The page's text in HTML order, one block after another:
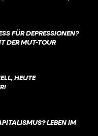
FÜR DEPRESSIONEN?
DER MUT-TOUR
HEUTE
LEBEN IM